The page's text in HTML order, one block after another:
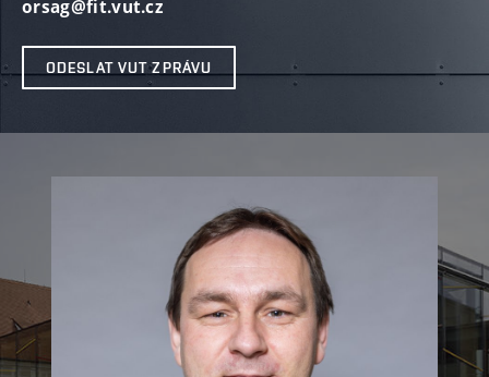
orsag@fit.vut.cz
ODESLAT VUT ZPRÁVU